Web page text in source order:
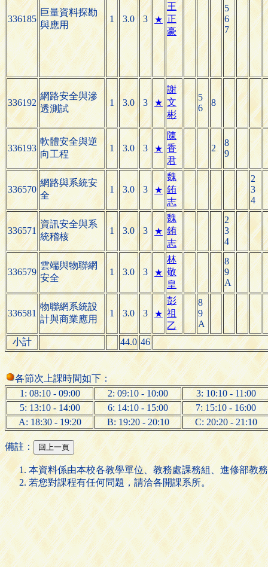
336185
巨量資料探勘
與應用
1 3.0 3 ★
王
正
豪
5
6
7
336192
網路安全與滲
透測試
1 3.0 3 ★
謝
文
彬
5
6
8
336193
軟體安全與逆
向工程
1 3.0 3 ★
陳
香
君
2
8
9
336570
網路與系統安
全
1 3.0 3 ★
魏
銪
志
2
3
4
336571
資訊安全與系
統稽核
1 3.0 3 ★
魏
銪
志
2
3
4
336579
雲端與物聯網
安全
1 3.0 3 ★
林
敬
皇
8
9
A
336581
物聯網系統設
計與商業應用
1 3.0 3 ★
彭
祖
乙
8
9
A
小計
44.0 46
各節次上課時間如下：
1: 08:10 - 09:00
2: 09:10 - 10:00
3: 10:10 - 11:00
5: 13:10 - 14:00
6: 14:10 - 15:00
7: 15:10 - 16:00
A: 18:30 - 19:20
B: 19:20 - 20:10 C: 20:20 - 21:10
備註：
本資料係由本校各教學單位、教務處課務組、進修部教
若您對課程有任何問題，請洽各開課系所。